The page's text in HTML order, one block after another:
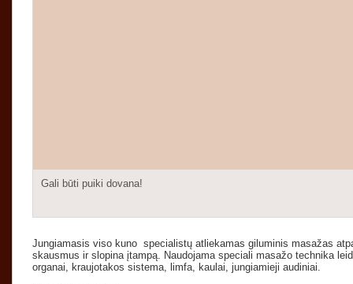
Gali būti puiki dovana!
Jungiamasis viso kuno specialistų atliekamas giluminis masažas
skausmus ir slopina įtampą. Naudojama speciali masažo technika
organai, kraujotakos sistema, limfa, kaulai, jungiamieji audiniai.